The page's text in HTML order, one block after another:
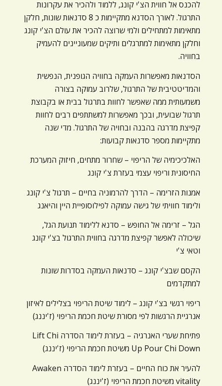
להכנס אל חווית הצ'י קונג, ללמוד ולהכיר את עקרונות
התרגול. לאורך הסדנא מתקיימות כ 8 סדנאות שונות, חלקן
מתאימות למתחילים ולמי שרוצה להכיר את עולם הצ'י קונג
וחלקן מתאימות למתרגלים ותיקים שמעוניינים להעמיק
בחוויה.
הסדנאות מאפשרות העמקה בחוויה הגופנית, הנפשית
והמדיטטיבית של התרגול, שלרוב עמוקה בצורה
משמעותית ממה שאפשר לחוות בתרגול בבית או בקבוצת
תרגול שבועית, ובכך מאפשרות למשתתפים רבים לחוות
קפיצת מדרגה בהבנה ובחויה של התרגול. מדי שנה
מתקיימות מספר סדנאות קבועות:
האלכיכימיה של הריפוי – שחרור מתחים, חיזוק המערכת
החיסונית וריפוי עצמי בעזרת צ'י קונג
אמנות הזרימה – הדרך להרמוניה בחיים – תרגול צ'י קונג
ולימוד חוויתי של גישה עמוקה לפילוסופיית היין והיאנג
הגל – זרימה אל החופש – סדנא ללימוד תנועת הגל,
שיכולה לאפשר קפיצת מדרגה בחווית התרגול בצ'י קונג
וטאי צ'י
הקסם שבצ'י קונג – סדנאות העמקה בסדרות שונות
למתקדמים
ריפוי רגשי בצ'י קונג – לימוד שיטת הריפוי בצלילים לאיזון
אנרגיית הרגשות לפי מסורת שיטת חכמת הריפוי (ז'יננג)
פתיחת שערי האנרגיה – בעזרת לימוד הסדרה Lift Chi
Up Pour Chi Down משיטת חכמת הריפוי (ז'יננג)
להעיר את כוח החיים – בעזרת לימוד הסדרה Awaken
vitality משיטת חכמת הריפוי (ז'יננג)